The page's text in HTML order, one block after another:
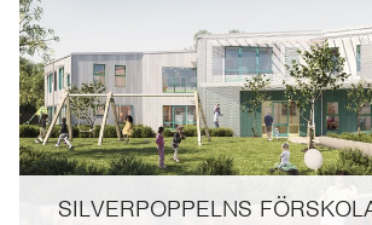
SILVERPOPPELNS